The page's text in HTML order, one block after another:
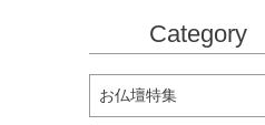
Category
お仏壇特集